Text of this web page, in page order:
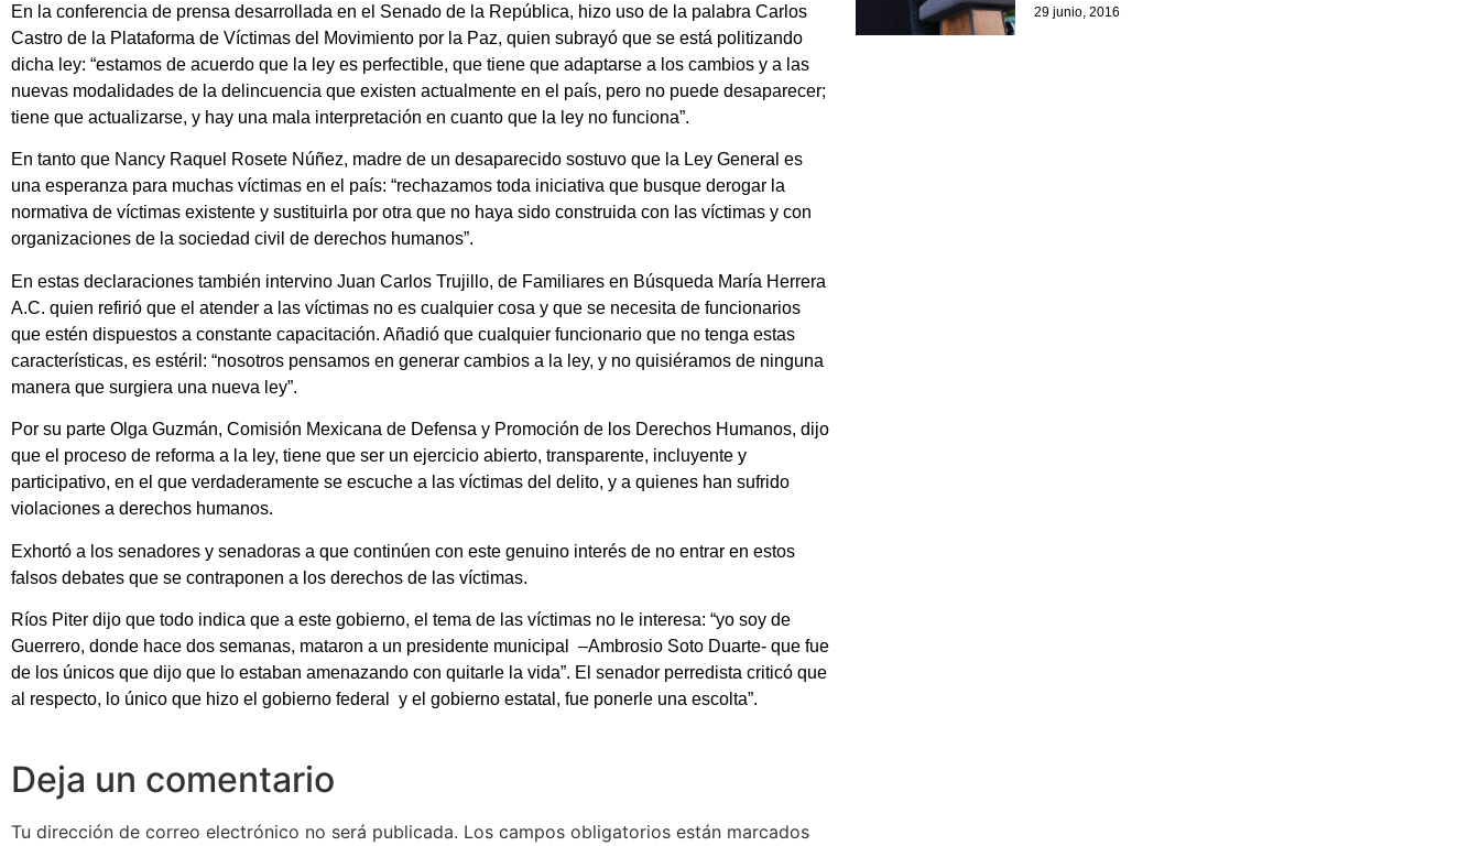
En la conferencia de prensa desarrollada en el Senado de la República, hizo uso de la palabra Carlos
Castro de la Plataforma de Víctimas del Movimiento por la Paz, quien subrayó que se está politizando
dicha ley: “estamos de acuerdo que la ley es perfectible, que tiene que adaptarse a los cambios y a las
nuevas modalidades de la delincuencia que existen actualmente en el país, pero no puede desaparecer;
tiene que actualizarse, y hay una mala interpretación en cuanto que la ley no funciona”.
En tanto que Nancy Raquel Rosete Núñez, madre de un desaparecido sostuvo que la Ley General es
una esperanza para muchas víctimas en el país: “rechazamos toda iniciativa que busque derogar la
normativa de víctimas existente y sustituirla por otra que no haya sido construida con las víctimas y con
organizaciones de la sociedad civil de derechos humanos”.
En estas declaraciones también intervino Juan Carlos Trujillo, de Familiares en Búsqueda María Herrera
A.C. quien refirió que el atender a las víctimas no es cualquier cosa y que se necesita de funcionarios
que estén dispuestos a constante capacitación. Añadió que cualquier funcionario que no tenga estas
características, es estéril: “nosotros pensamos en generar cambios a la ley, y no quisiéramos de ninguna
manera que surgiera una nueva ley”.
Por su parte Olga Guzmán, Comisión Mexicana de Defensa y Promoción de los Derechos Humanos, dijo
que el proceso de reforma a la ley, tiene que ser un ejercicio abierto, transparente, incluyente y
participativo, en el que verdaderamente se escuche a las víctimas del delito, y a quienes han sufrido
violaciones a derechos humanos.
Exhortó a los senadores y senadoras a que continúen con este genuino interés de no entrar en estos
falsos debates que se contraponen a los derechos de las víctimas.
Ríos Piter dijo que todo indica que a este gobierno, el tema de las víctimas no le interesa: “yo soy de
Guerrero, donde hace dos semanas, mataron a un presidente municipal –Ambrosio Soto Duarte- que fue
de los únicos que dijo que lo estaban amenazando con quitarle la vida”. El senador perredista criticó que
al respecto, lo único que hizo el gobierno federal y el gobierno estatal, fue ponerle una escolta”.
Deja un comentario
Tu dirección de correo electrónico no será publicada. Los campos obligatorios están marcados
29 junio, 2016